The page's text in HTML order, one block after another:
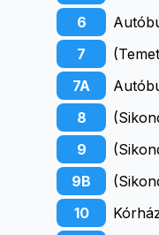
6
7
7A
8
9
9B
10